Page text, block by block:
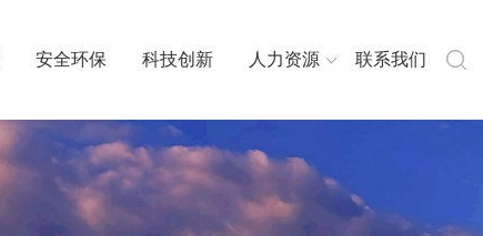
安全环保 科技创新 人力资源 联系我们